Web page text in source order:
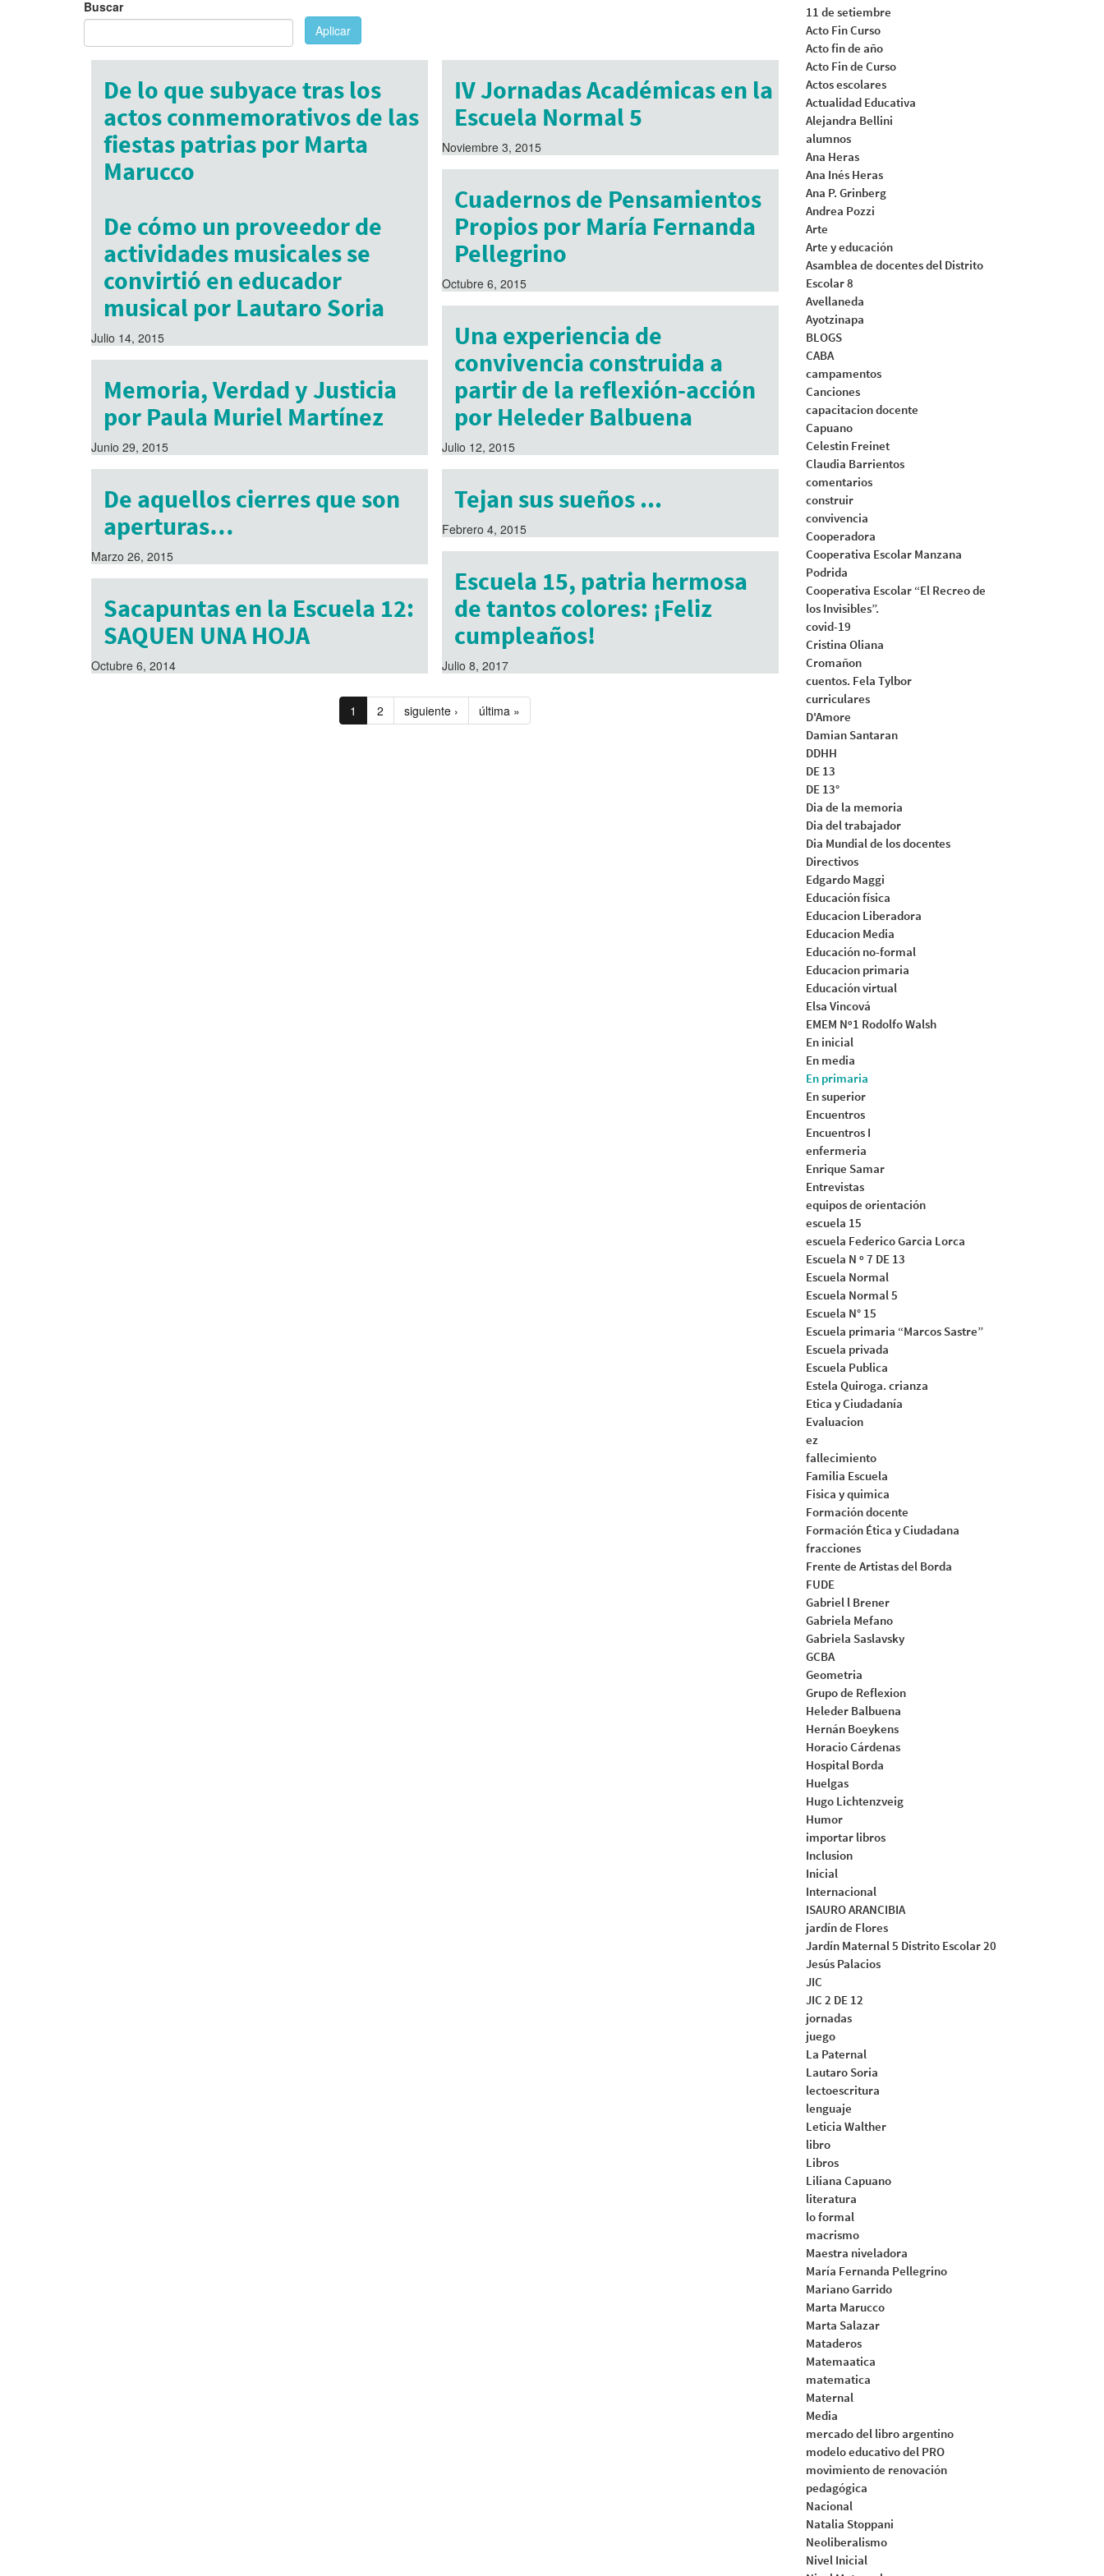
Buscar
Aplicar
De lo que subyace tras los
actos conmemorativos de las
fiestas patrias por Marta
Marucco
IV Jornadas Académicas en la
Escuela Normal 5
Noviembre 3, 2015
Cuadernos de Pensamientos
Propios por María Fernanda
Pellegrino
Octubre 6, 2015
De cómo un proveedor de
actividades musicales se
convirtió en educador
musical por Lautaro Soria
Julio 14, 2015
Una experiencia de
convivencia construida a
partir de la reflexión-acción
por Heleder Balbuena
Julio 12, 2015
Memoria, Verdad y Justicia
por Paula Muriel Martínez
Junio 29, 2015
De aquellos cierres que son
aperturas…
Marzo 26, 2015
Tejan sus sueños ...
Febrero 4, 2015
Escuela 15, patria hermosa
de tantos colores: ¡Feliz
cumpleaños!
Julio 8, 2017
Sacapuntas en la Escuela 12:
SAQUEN UNA HOJA
Octubre 6, 2014
1 2 siguiente › última »
11 de setiembre
Acto Fin Curso
Acto fin de año
Acto Fin de Curso
Actos escolares
Actualidad Educativa
Alejandra Bellini
alumnos
Ana Heras
Ana Inés Heras
Ana P. Grinberg
Andrea Pozzi
Arte
Arte y educación
Asamblea de docentes del Distrito
Escolar 8
Avellaneda
Ayotzinapa
BLOGS
CABA
campamentos
Canciones
capacitacion docente
Capuano
Celestin Freinet
Claudia Barrientos
comentarios
construir
convivencia
Cooperadora
Cooperativa Escolar Manzana
Podrida
Cooperativa Escolar “El Recreo de
los Invisibles”.
covid-19
Cristina Oliana
Cromañon
cuentos. Fela Tylbor
curriculares
D'Amore
Damian Santaran
DDHH
DE 13
DE 13°
Dia de la memoria
Dia del trabajador
Dia Mundial de los docentes
Directivos
Edgardo Maggi
Educación física
Educacion Liberadora
Educacion Media
Educación no-formal
Educacion primaria
Educación virtual
Elsa Vincová
EMEM Nº1 Rodolfo Walsh
En inicial
En media
En primaria
En superior
Encuentros
Encuentros I
enfermeria
Enrique Samar
Entrevistas
equipos de orientación
escuela 15
escuela Federico Garcia Lorca
Escuela N º 7 DE 13
Escuela Normal
Escuela Normal 5
Escuela N° 15
Escuela primaria “Marcos Sastre”
Escuela privada
Escuela Publica
Estela Quiroga. crianza
Etica y Ciudadanía
Evaluacion
ez
fallecimiento
Familia Escuela
Fisica y quimica
Formación docente
Formación Ética y Ciudadana
fracciones
Frente de Artistas del Borda
FUDE
Gabriel l Brener
Gabriela Mefano
Gabriela Saslavsky
GCBA
Geometria
Grupo de Reflexion
Heleder Balbuena
Hernán Boeykens
Horacio Cárdenas
Hospital Borda
Huelgas
Hugo Lichtenzveig
Humor
importar libros
Inclusion
Inicial
Internacional
ISAURO ARANCIBIA
jardín de Flores
Jardín Maternal 5 Distrito Escolar 20
Jesús Palacios
JIC
JIC 2 DE 12
jornadas
juego
La Paternal
Lautaro Soria
lectoescritura
lenguaje
Leticia Walther
libro
Libros
Liliana Capuano
literatura
lo formal
macrismo
Maestra niveladora
María Fernanda Pellegrino
Mariano Garrido
Marta Marucco
Marta Salazar
Mataderos
Matemaatica
matematica
Maternal
Media
mercado del libro argentino
modelo educativo del PRO
movimiento de renovación
pedagógica
Nacional
Natalia Stoppani
Neoliberalismo
Nivel Inicial